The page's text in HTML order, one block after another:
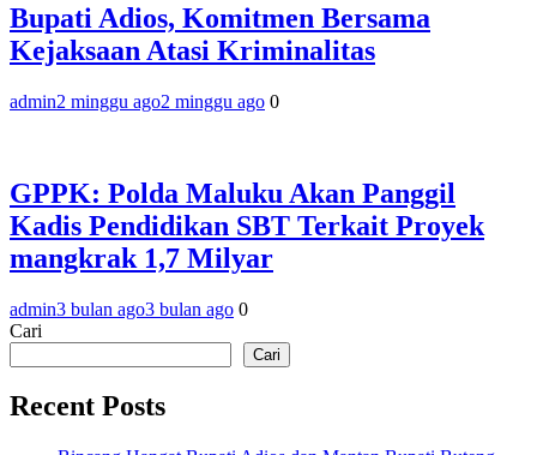
Bupati Adios, Komitmen Bersama
Kejaksaan Atasi Kriminalitas
admin2 minggu ago2 minggu ago 0
GPPK: Polda Maluku Akan Panggil
Kadis Pendidikan SBT Terkait Proyek
mangkrak 1,7 Milyar
admin3 bulan ago3 bulan ago 0
Cari
Cari
Recent Posts